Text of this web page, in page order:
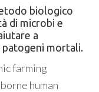
biologico
di microbi e
a
patogeni mortali.
farming
human